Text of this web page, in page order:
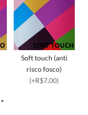
Soft touch (anti
risco fosco)
(+R$7,00)
*